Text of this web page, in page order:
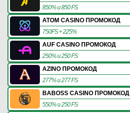
850% и 850 FS
ATOM CASINO ПРОМОКОД
750FS + 225%
AUF CASINO ПРОМОКОД
250% и 250 FS
AZINO ПРОМОКОД
277% и 277 FS
BABOSS CASINO ПРОМОКОД
550% и 250 FS